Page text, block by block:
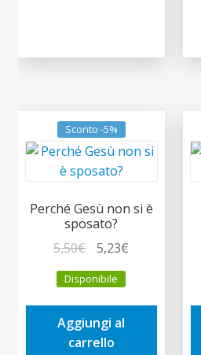
Sconto -5%
Perché Gesù non si è
sposato?
5,50€
prezzo
originale
era:
5,50€.
5,23€
è:
Disponibile
Aggiungi al
carrello